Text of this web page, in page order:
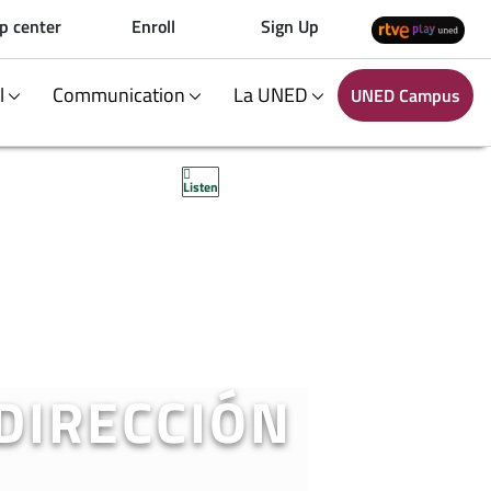
center Enroll Sign Up
Communication La UNED UNED Campus
Listen